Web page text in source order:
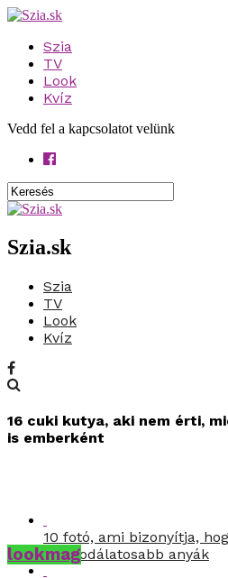
Szia
TV
Look
Kvíz
Vedd fel a kapcsolatot velünk
Szia.sk
Szia
TV
Look
Kvíz
16 cuki kutya, aki nem érti,
is emberként
10 fotó, ami bizonyítja,
legcsodálatosabb anyák
lookmag